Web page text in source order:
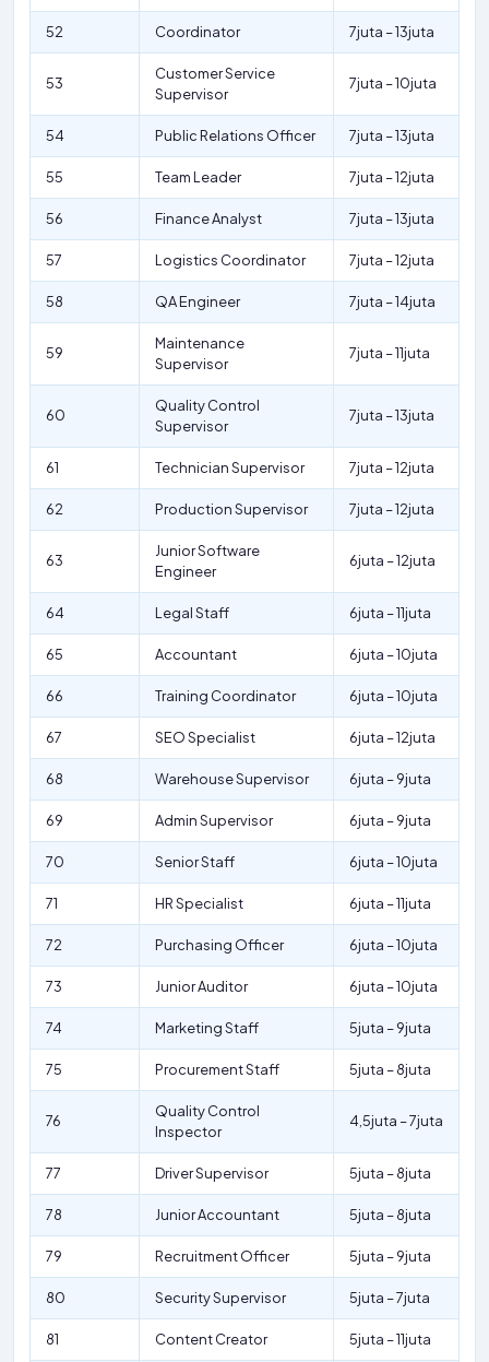
52 Coordinator 7juta – 13juta
53
Customer Service
Supervisor
7juta – 10juta
54 Public Relations Officer 7juta – 13juta
55 Team Leader 7juta – 12juta
56 Finance Analyst 7juta – 13juta
57 Logistics Coordinator 7juta – 12juta
58 QA Engineer 7juta – 14juta
59
Maintenance
Supervisor
7juta – 11juta
60
Quality Control
Supervisor
7juta – 13juta
61 Technician Supervisor 7juta – 12juta
62 Production Supervisor 7juta – 12juta
63
Junior Software
Engineer
6juta – 12juta
64 Legal Staff 6juta – 11juta
65 Accountant 6juta – 10juta
66 Training Coordinator 6juta – 10juta
67 SEO Specialist 6juta – 12juta
68 Warehouse Supervisor 6juta – 9juta
69 Admin Supervisor 6juta – 9juta
70 Senior Staff 6juta – 10juta
71 HR Specialist 6juta – 11juta
72 Purchasing Officer 6juta – 10juta
73 Junior Auditor 6juta – 10juta
74 Marketing Staff 5juta – 9juta
75 Procurement Staff 5juta – 8juta
76
Quality Control
Inspector
4,5juta – 7juta
77 Driver Supervisor 5juta – 8juta
78 Junior Accountant 5juta – 8juta
79 Recruitment Officer 5juta – 9juta
80 Security Supervisor 5juta – 7juta
81 Content Creator 5juta – 11juta